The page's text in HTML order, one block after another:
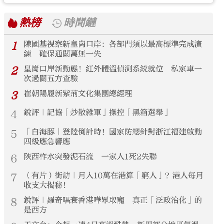
熱榜
時間鏈
1
陳國基視察新皇崗口岸：各部門須以最高標準完成演
練 確保通關萬無一失
2
皇崗口岸新動態！紅外體溫偵測系統就位 私家車一
次過關五方查驗
3 崔朝陽履新紫荊文化集團總經理
4 銳評｜記協「炒散雜軍」操控「黑箱選舉」
5
「白海豚」登陸倒計時！國家防總針對浙江福建啟動
四級應急響應
6 陝西柞水突發泥石流 一家人1死2失聯
7
（有片）街訪｜月入10萬在港算「窮人」？港人每月
收支大揭秘！
8
銳評｜羅奇唱衰香港嘩眾取寵 真正「泛政治化」的
是西方